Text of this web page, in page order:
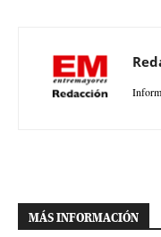
MÁS INFORMACIÓN